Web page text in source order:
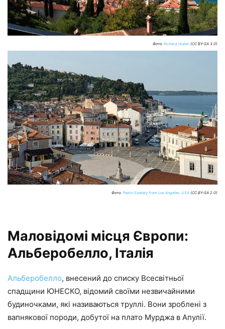
Фото: Richard Huber (CC BY-SA 3.0)
Фото: Pedro Szekely from Los Angeles, USA (CC BY-SA 2.0)
Маловідомі місця Європи:
Альберобелло, Італія
Альберобелло, внесений до списку Всесвітньої
спадщини ЮНЕСКО, відомий своїми незвичайними
будиночками, які називаються труллі. Вони зроблені з
вапнякової породи, добутої на плато Мурджа в Апулії.